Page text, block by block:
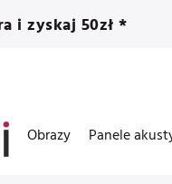
i zyskaj 50zł *
Obrazy Panele